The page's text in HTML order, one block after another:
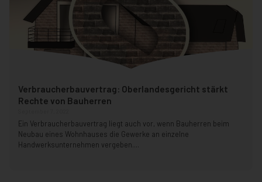
Verbraucherbauvertrag: Oberlandesgericht stärkt
Rechte von Bauherren
Ein Verbraucherbauvertrag liegt auch vor, wenn Bauherren beim
Neubau eines Wohnhauses die Gewerke an einzelne
Handwerksunternehmen vergeben....